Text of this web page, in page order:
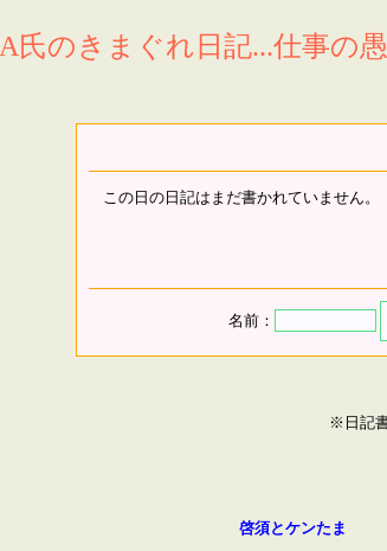
A氏のきまぐれ日記...仕事の
この日の日記はまだ書かれていません。
名前：
※日記
啓須とケンたま